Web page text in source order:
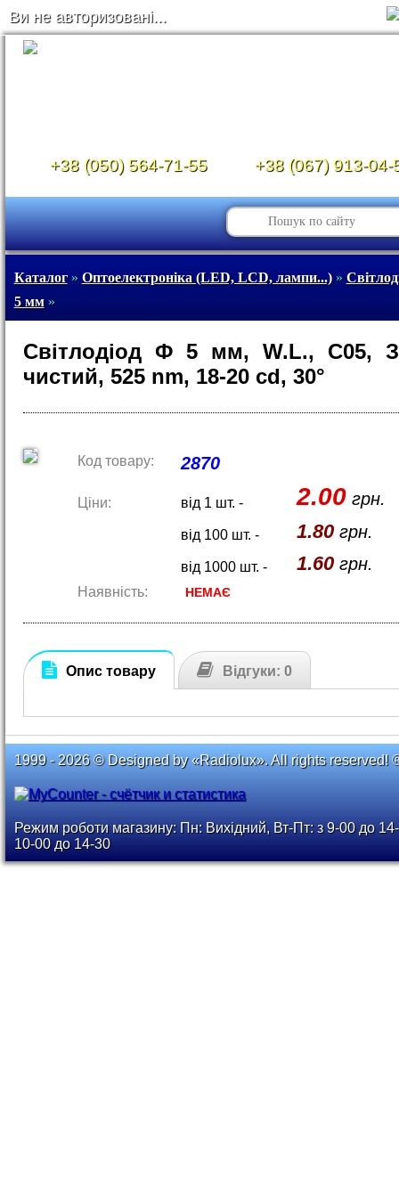
Ви не авторизовані...
+38 (050) 564-71-55 +38 (067) 913-04-
Каталог» Оптоелектроніка (LED, LCD, лампи...)»
5 мм»
Світлодіод Ф 5 мм, W.L., C05,
чистий, 525 nm, 18-20 cd, 30°
Код товару: 2870
Ціни: від 1 шт. - 2.00грн.
від 100 шт. - 1.80грн.
від 1000 шт. - 1.60грн.
Наявність: НЕМАЄ
Опис товару Відгуки: 0
1999 - 2026 © Designed by «Radiolux». All rights reserved!
Режим роботи магазину: Пн: Вихідний, Вт-Пт: з 9-00 до
10-00 до 14-30